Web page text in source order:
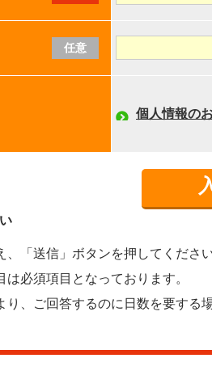
任意
個人情報の
「送信」ボタンを押してください
必須項目となっております。
り、ご回答するのに日数を要する